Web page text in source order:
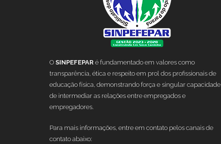
O SINPEFEPAR é fundamentado em valores como
transparência, ética e respeito em prol dos profissionais de
educação física, demonstrando força e singular capacidade
de intermediar as relações entre empregados e
empregadores.
Para mais informações, entre em contato pelos canais de
contato abaixo: